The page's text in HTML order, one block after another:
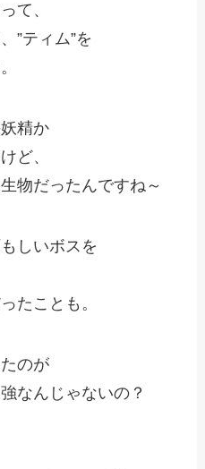
て、
”ティム”を
精か
ど、
物だったんですね～
しいボスを
たことも。
のが
なんじゃないの？